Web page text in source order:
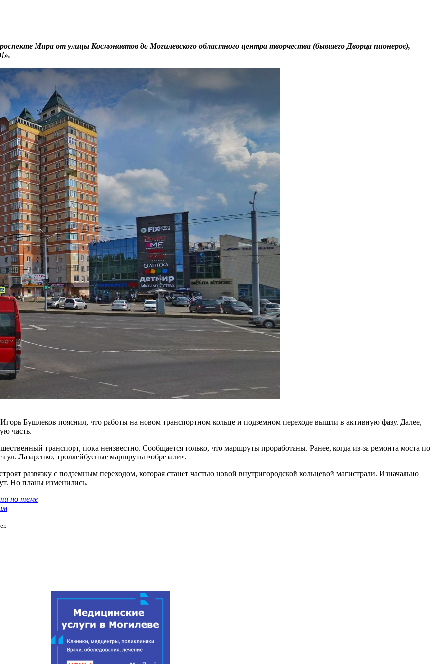
Мира от улицы Космонавтов до Могилевского областного центра творчества (бывшего Дворца пионеров),
Бушлеков пояснил, что работы на новом транспортном кольце и подземном переходе вышли в активную фазу. Далее,
часть.
транспорт, пока неизвестно. Сообщается только, что маршруты проработаны. Ранее, когда из-за ремонта моста по
Лазаренко, троллейбусные маршруты «обрезали».
развязку с подземным переходом, которая станет частью новой внутригородской кольцевой магистрали. Изначально
Но планы изменились.
по теме